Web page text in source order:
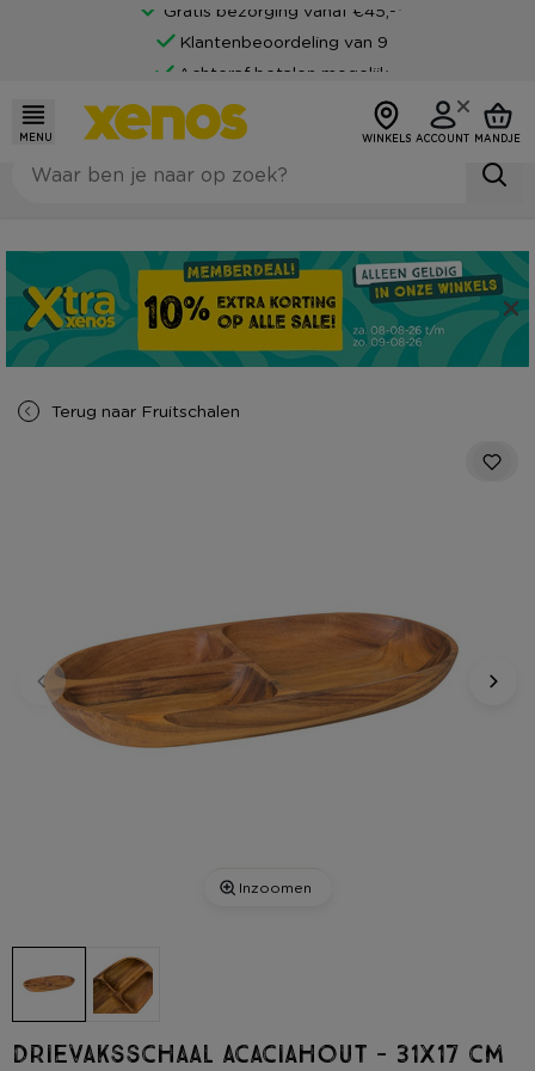
Gratis bezorging vanaf €45,-*
Klantenbeoordeling van 9
Achteraf betalen mogelijk
MENU WINKELS ACCOUNT MANDJE
Terug naar Fruitschalen
Inzoomen
Drievaksschaal acaciahout - 31x17 cm